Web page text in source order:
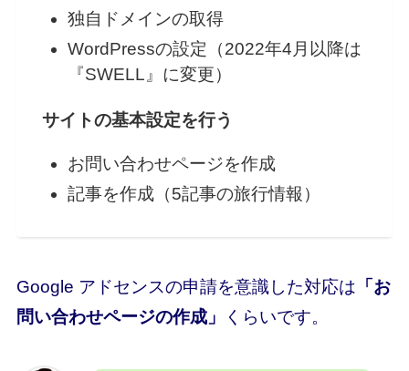
独自ドメインの取得
WordPressの設定（2022年4月以降は
『SWELL』に変更）
サイトの基本設定を行う
お問い合わせページを作成
記事を作成（5記事の旅行情報）
Google アドセンスの申請を意識した対応は 「お
問い合わせページの作成」
くらいです。